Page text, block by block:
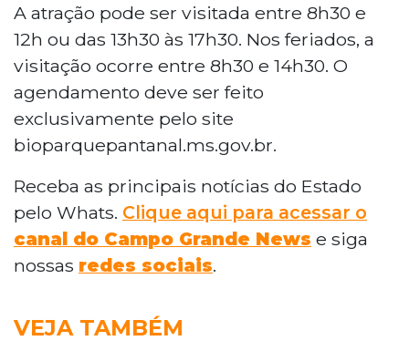
A atração pode ser visitada entre 8h30 e
12h ou das 13h30 às 17h30. Nos feriados, a
visitação ocorre entre 8h30 e 14h30. O
agendamento deve ser feito
exclusivamente pelo site
bioparquepantanal.ms.gov.br.
Receba as principais notícias do Estado
pelo Whats. Clique aqui para acessar o
canal do Campo Grande News e siga
nossas redes sociais.
VEJA TAMBÉM